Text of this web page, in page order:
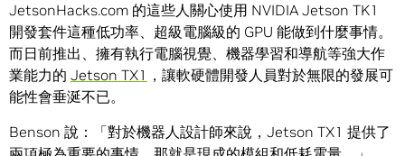
JetsonHacks.com 的這些人關心使用 NVIDIA Jetson TK1
開發套件這種低功率、超級電腦級的 GPU 能做到什麼事情。
而日前推出、擁有執行電腦視覺、機器學習和導航等強大作
業能力的 Jetson TX1 ，讓軟硬體開發人員對於無限的發展可
能性會垂涎不已。
Benson 說：「對於機器人設計師來說，Jetson TX1 提供了